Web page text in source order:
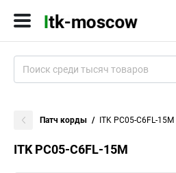
Патч корды ITK PC05-C6FL-15M
ITK PC05-C6FL-15M